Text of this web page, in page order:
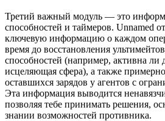
Третий важный модуль — это
способностей и таймеров. Unnamed
ключевую информацию о каждом
время до восстановления
способностей (например, активна ли
исцеляющая сфера), а также
оставшихся зарядов у агентов с
Эта информация выводится
позволяя тебе принимать решения,
знании возможностей противника.